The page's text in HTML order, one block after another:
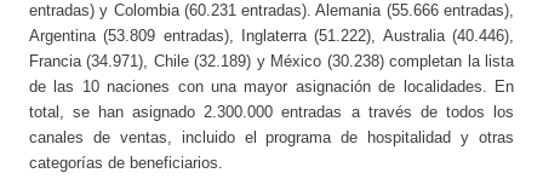
entradas) y Colombia (60.231 entradas). Alemania (55.666 entradas),
Argentina (53.809 entradas), Inglaterra (51.222), Australia (40.446),
Francia (34.971), Chile (32.189) y México (30.238) completan la lista
de las 10 naciones con una mayor asignación de localidades. En
total, se han asignado 2.300.000 entradas a través de todos los
canales de ventas, incluido el programa de hospitalidad y otras
categorías de beneficiarios.